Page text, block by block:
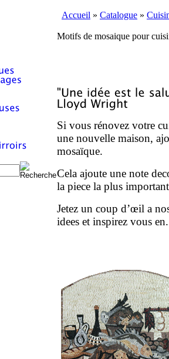
Accueil » Catalogue »
Motifs de mosaique pour
Si vous rénovez votre
une nouvelle maison,
mosaïque.
Cela ajoute une note
la piece la plus
Jetez un coup d’œil a
idees et inspirez vous